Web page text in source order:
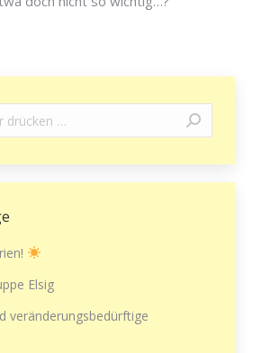
Elsig
veränderungsbedürftige